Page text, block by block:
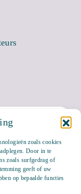
zoals cookies
Door in te
zoals surfgedrag of
geeft of uw
op bepaalde functies